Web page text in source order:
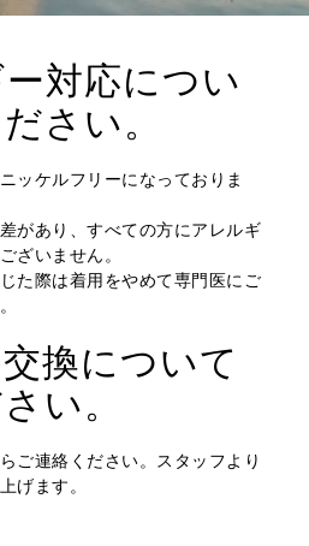
対応につい
さい。
ッケルフリーになっておりま
があり、すべての方にアレルギ
ざいません。
た際は着用をやめて専門医にご
換について
い。
ご連絡ください。スタッフより
げます。